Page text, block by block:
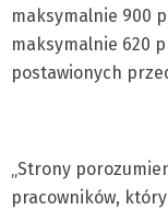
maksymalnie 900
maksymalnie 620
postawionych
„Strony
pracowników,